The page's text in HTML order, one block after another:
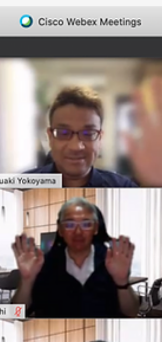
第2回合宿報告（ICTスペシャリスト育
成プログラム）